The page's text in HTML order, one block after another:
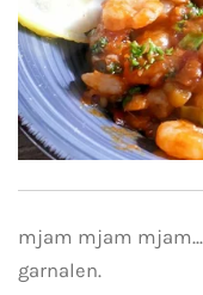
mjam mjam
garnalen.